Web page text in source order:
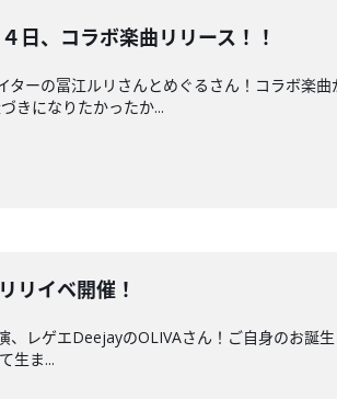
日、コラボ楽曲リリース！！
ターの冨江ルリさんとめぐるさん！コラボ楽
きになりたかったか...
リイベ開催！
、レゲエDeejayのOLIVAさん！ご自身のお誕
生ま...